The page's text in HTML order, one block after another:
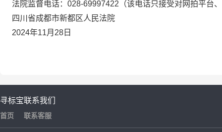
法院监督电话： 028-69997422 （该电话只接受对网拍平台
四川省成都市新都区人民法院
2024年11月 28 日
寻标宝
首页
联系我们
联系客服